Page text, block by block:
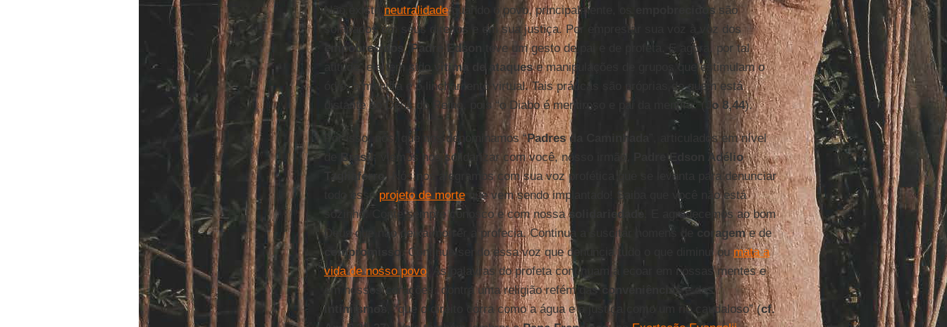
Não existeneutralidadequando o povo, principalmente, os empobrecidossão
solapados em seus direitos e em sua justiça. Por emprestar sua voz à voz dos
empobrecidos , Padre Edson
teve um gesto de pai e de profeta. E agora, por tal
atitude, ele tem sido
vítima de ataquese manipulações de grupos que estimulam o
ódio, a mentira e o linchamento virtual. Tais práticas são próprias de quem está
distante do Deus do Reino, pois “o Diabo é mentiroso e pai da mentira” (
Jo 8,44).
Por isso, nós, que nos denominamos “Padres da Caminhada
”, articulados em nível
de Brasil , viemos nos solidarizar com você, nosso irmão,
Padre Edson Adélio
Tagliaferro. Nós nos alegramos com sua voz profética que se levanta para denunciar
todo esseprojeto de morteque vem sendo implantado! Saiba que você não está
sozinho. Conte sempre conosco e com nossasolidariedade
. E agradecemos ao bom
Deus que não deixa morrer a profecia. Continua a suscitar homens de
corageme de
compromisso . Continue sendo essa voz que denuncia tudo o que diminui oumata a
vida de nosso povo. As palavras do profeta continuam a ecoar em nossas mentes e
em nossos corações: contra uma religião refém das conveniências e dos
intimismos
, “que o direito corra como a água e a justiça como um rio caudaloso” (cf.